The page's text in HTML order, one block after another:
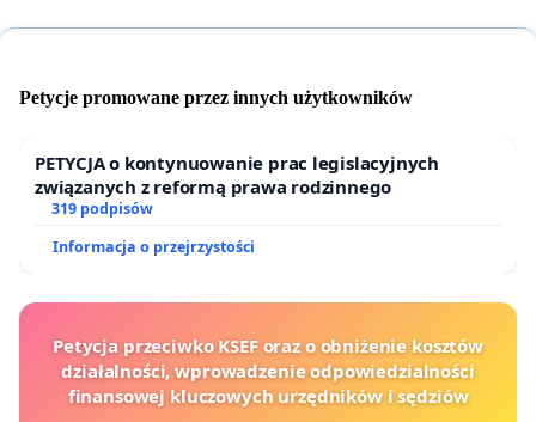
Petycje promowane przez innych użytkowników
PETYCJA o kontynuowanie prac legislacyjnych
związanych z reformą prawa rodzinnego
319 podpisów
Informacja o przejrzystości
Petycja przeciwko KSEF oraz o obniżenie kosztów
działalności, wprowadzenie odpowiedzialności
finansowej kluczowych urzędników i sędziów